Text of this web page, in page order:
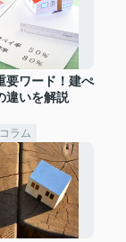
要ワード！建ぺ
違いを解説
ラム